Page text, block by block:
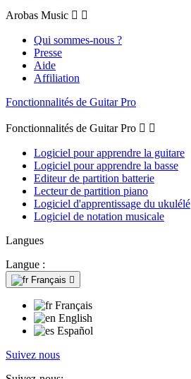
Arobas Music  
Qui sommes-nous ?
Presse
Aide
Affiliation
Fonctionnalités de Guitar Pro
Fonctionnalités de Guitar Pro  
Logiciel pour apprendre la guitare
Logiciel pour apprendre la basse
Editeur de partition batterie
Lecteur de partition piano
Logiciel d'apprentissage du ukulélé
Logiciel de notation musicale
Langues
Langue :
Français 
Français
English
Español
Suivez nous